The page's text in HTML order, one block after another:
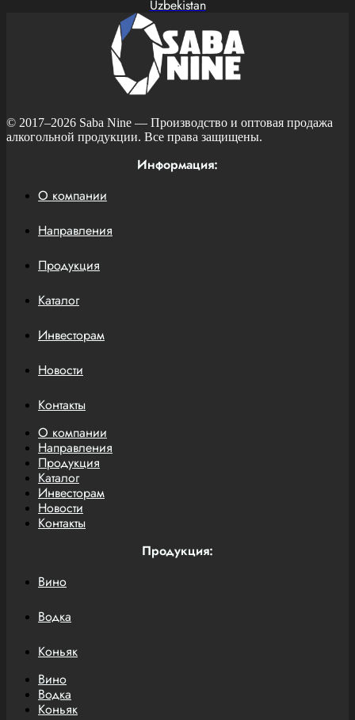
Uzbekistan
© 2017–2026 Saba Nine — Производство и оптовая продажа
алкогольной продукции. Все права защищены.
Информация:
О компании
Направления
Продукция
Каталог
Инвесторам
Новости
Контакты
О компании
Направления
Продукция
Каталог
Инвесторам
Новости
Контакты
Продукция:
Вино
Водка
Коньяк
Вино
Водка
Коньяк